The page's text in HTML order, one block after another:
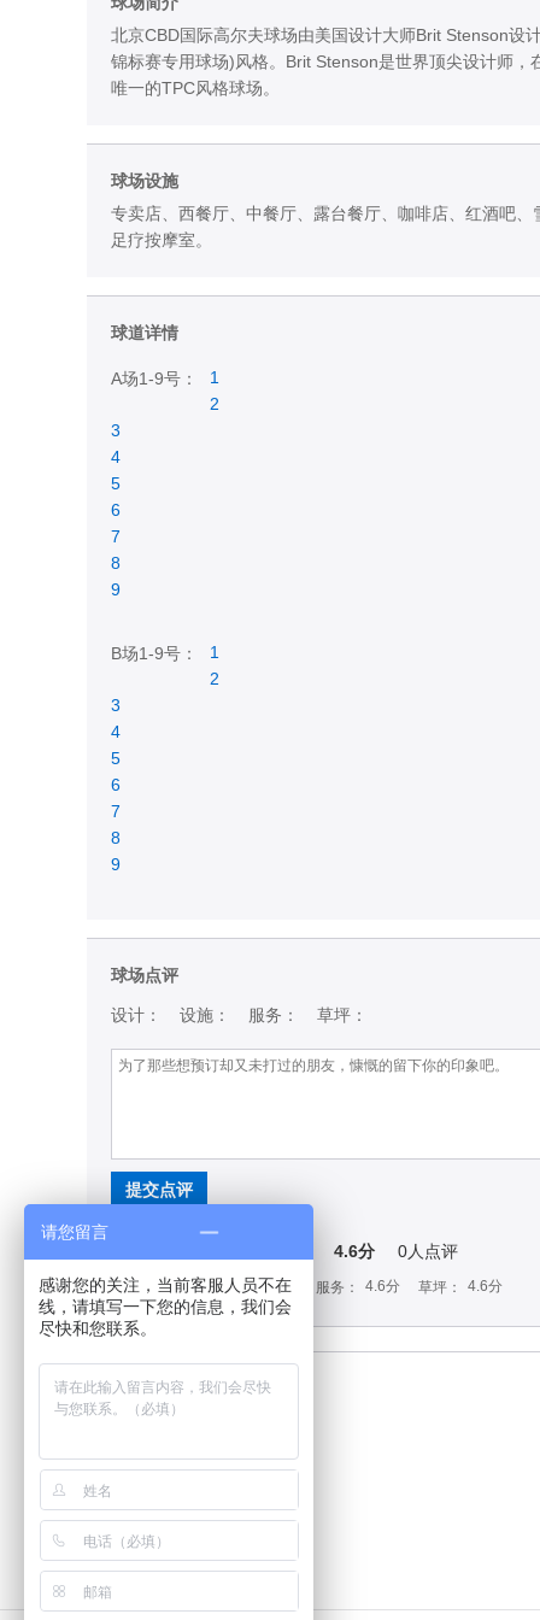
北京CBD国际高尔夫球场由美国设计大师Brit Stenson设
锦标赛专用球场)风格。Brit Stenson是世界顶尖设计师
唯一的TPC风格球场。
球场设施
专卖店、西餐厅、中餐厅、露台餐厅、咖啡店、红酒吧
足疗按摩室。
球道详情
A场1-9号：
1
2
3
4
5
6
7
8
9
B场1-9号：
1
2
3
4
5
6
7
8
9
球场点评
设计： 设施： 服务： 草坪：
提交点评
4.6分 0人点评
设计： 4.6分 设施： 4.6分 服务： 4.6分 草坪： 4.6分
请您留言
感谢您的关注，当前客服人员不在
线，请填写一下您的信息，我们会
尽快和您联系。